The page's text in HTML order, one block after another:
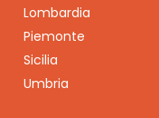
Lombardia
Piemonte
Sicilia
Umbria